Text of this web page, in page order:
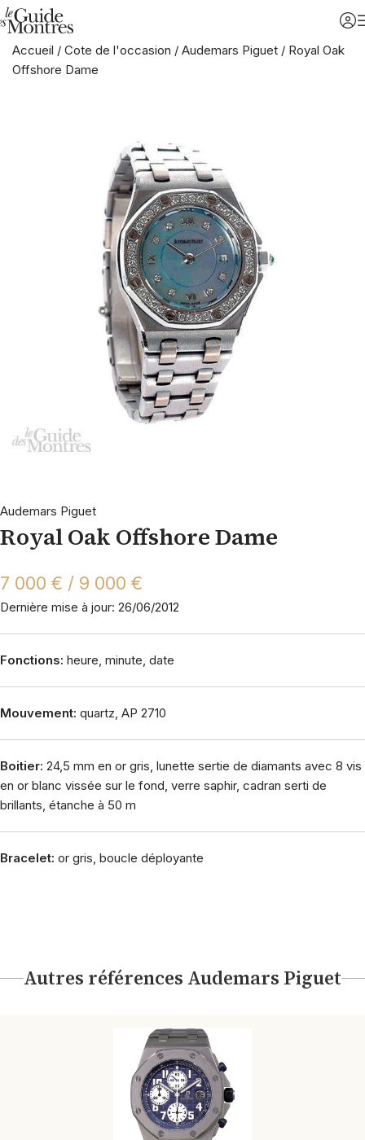
Accueil / Cote de l'occasion / Audemars Piguet / Royal Oak
Offshore Dame
Audemars Piguet
Royal Oak Offshore Dame
7 000 € / 9 000 €
Dernière mise à jour: 26/06/2012
Fonctions: heure, minute, date
Mouvement: quartz, AP 2710
Boitier: 24,5 mm en or gris, lunette sertie de diamants avec 8 vis
en or blanc vissée sur le fond, verre saphir, cadran serti de
brillants, étanche à 50 m
Bracelet: or gris, boucle déployante
Autres références Audemars Piguet